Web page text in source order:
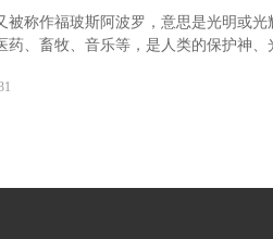
被称作福玻斯阿波罗，意思是光明或光
药、畜牧、音乐等，是人类的保护神、
座浮岛提洛岛之上。